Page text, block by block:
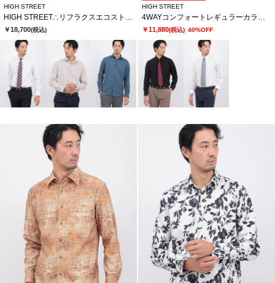
HIGH STREET
HIGH STREET∴リフラクスエコストレッチカッタウェイシャツ
￥18,700(税込)
HIGH STREET
4WAYコンフォートレギュラーカラーシャツ
￥11,880(税込) 40%OFF